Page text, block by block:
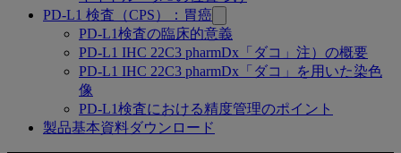
PD-L1 検査（CPS）：胃癌
PD-L1検査の臨床的意義
PD-L1 IHC 22C3 pharmDx「ダコ」注）の概要
PD-L1 IHC 22C3 pharmDx「ダコ」を用いた染色
像
PD-L1検査における精度管理のポイント
製品基本資料ダウンロード